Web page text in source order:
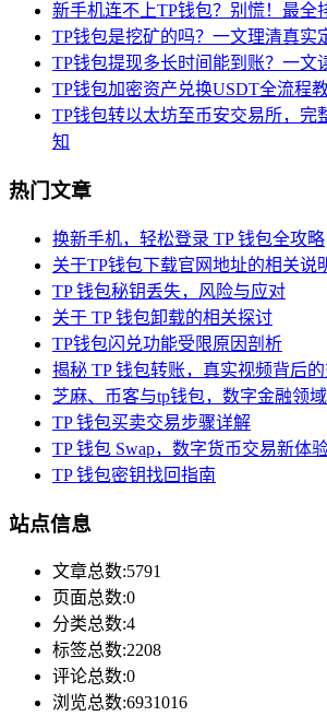
新手机连不上TP钱包？别慌！最全
TP钱包是挖矿的吗？一文理清真实
TP钱包提现多长时间能到账？一文
TP钱包加密资产兑换USDT全流程
TP钱包转以太坊至币安交易所，完
知
热门文章
换新手机，轻松登录 TP 钱包全攻略
关于TP钱包下载官网地址的相关说
TP 钱包秘钥丢失，风险与应对
关于 TP 钱包卸载的相关探讨
TP钱包闪兑功能受限原因剖析
揭秘 TP 钱包转账，真实视频背后
芝麻、币客与tp钱包，数字金融领
TP 钱包买卖交易步骤详解
TP 钱包 Swap，数字货币交易新体
TP 钱包密钥找回指南
站点信息
文章总数:5791
页面总数:0
分类总数:4
标签总数:2208
评论总数:0
浏览总数:6931016